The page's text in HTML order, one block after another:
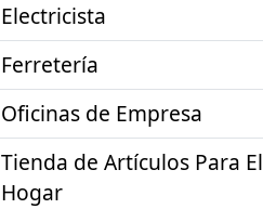
Electricista
Ferretería
Oficinas de Empresa
Tienda de Artículos Para El
Hogar